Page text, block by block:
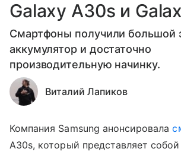
Galaxy A30s и
Смартфоны получили большой
аккумулятор и достаточно
производительную начинку.
Виталий Лапиков
Компания Samsung анонсировала
A30s, который представляет